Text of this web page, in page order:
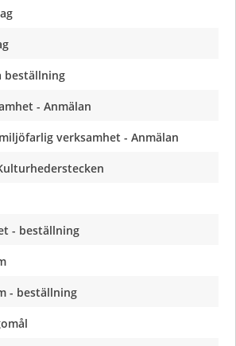
beställning
- Anmälan
verksamhet - Anmälan
- beställning
- beställning